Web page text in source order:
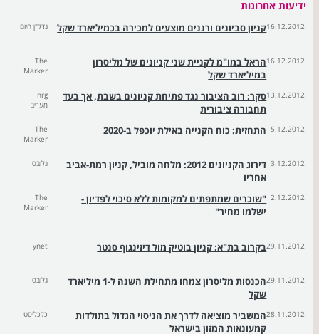
ידיעות אחרונות
16.12.2012קניון סביונים ורננים מוצעים למכירה בכמיליארד שקל נדל"ן היום
16.12.2012הראל במו"מ לקניית שני קניונים של מליסרון
במיליארד שקל
The
Marker
13.12.2012סקר: רוב הציבור נגד פתיחת קניונים בשבת, אך בעד
תחבורה ציבורית
nrg
מעריב
5.12.2012 התחזית: כוח הקנייה באילת יוכפל ב-2020
The
Marker
3.12.2012
דירוג הקניונים 2012: מלחה מוביל, קניון רמת-אביב
אחריו
גלובס
2.12.2012 "שוכרים שמתפתים למקומות ללא סיכוי לפדיון -
ישלמו מחיר"
The
Marker
29.11.2012בקרוב בת"א: קניון בוטיק מול דיזינגוף סנטר ynet
29.11.2012
הכנסות מליסרון צמחו מתחילת השנה ל-1 מיליארד
שקל
גלובס
28.11.2012המשביר מוציאה לדרך את הניסוי הגדול בתולדות
קמעונאות המזון בישראל
כלכליסט